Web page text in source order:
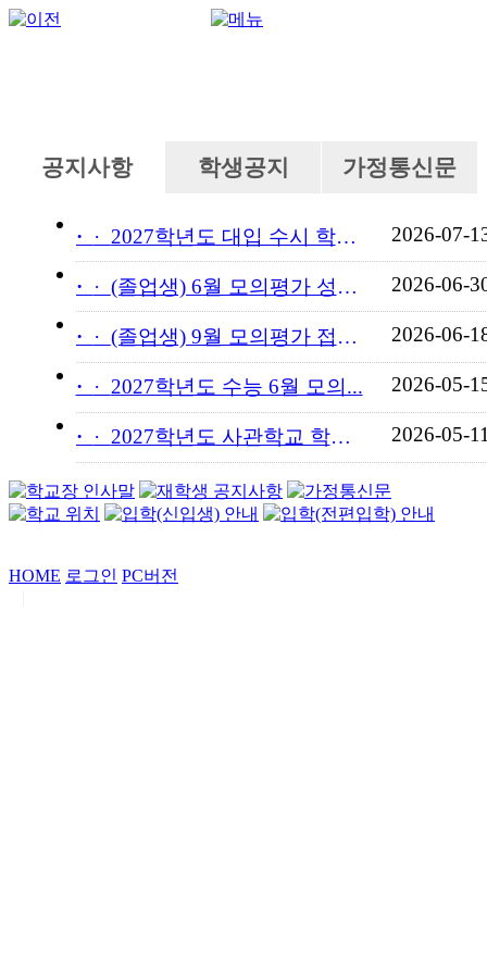
공지사항 학생공지 가정통신문
· 2027학년도 대입 수시 학교... 2026-07-
· (졸업생) 6월 모의평가 성적... 2026-06-
· (졸업생) 9월 모의평가 접수... 2026-06-
· 2027학년도 수능 6월 모의... 2026-05-
· 2027학년도 사관학교 학교장... 2026-05-
HOME 로그인 PC버전